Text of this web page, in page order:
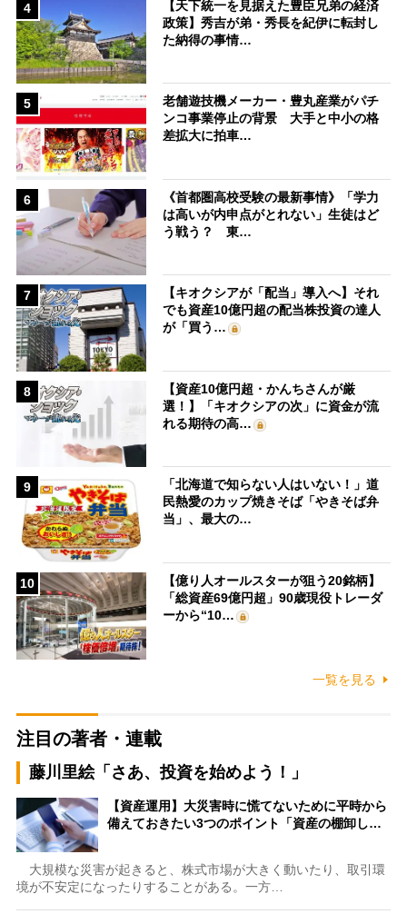
4
【天下統一を見据えた豊臣兄弟の経済
政策】秀吉が弟・秀長を紀伊に転封し
た納得の事情…
5
老舗遊技機メーカー・豊丸産業がパチ
ンコ事業停止の背景 大手と中小の格
差拡大に拍車…
6
《首都圏高校受験の最新事情》「学力
は高いが内申点がとれない」生徒はど
う戦う？ 東…
7
【キオクシアが「配当」導入へ】それ
でも資産10億円超の配当株投資の達人
が「買う…
8
【資産10億円超・かんちさんが厳
選！】「キオクシアの次」に資金が流
れる期待の高…
9
「北海道で知らない人はいない！」道
民熱愛のカップ焼きそば「やきそば弁
当」、最大の…
10
【億り人オールスターが狙う20銘柄】
「総資産69億円超」90歳現役トレーダ
ーから“10…
一覧を見る
注目の著者・連載
藤川里絵「さあ、投資を始めよう！」
【資産運用】大災害時に慌てないために平時から
備えておきたい3つのポイント「資産の棚卸し…
大規模な災害が起きると、株式市場が大きく動いたり、取引環
境が不安定になったりすることがある。一方…